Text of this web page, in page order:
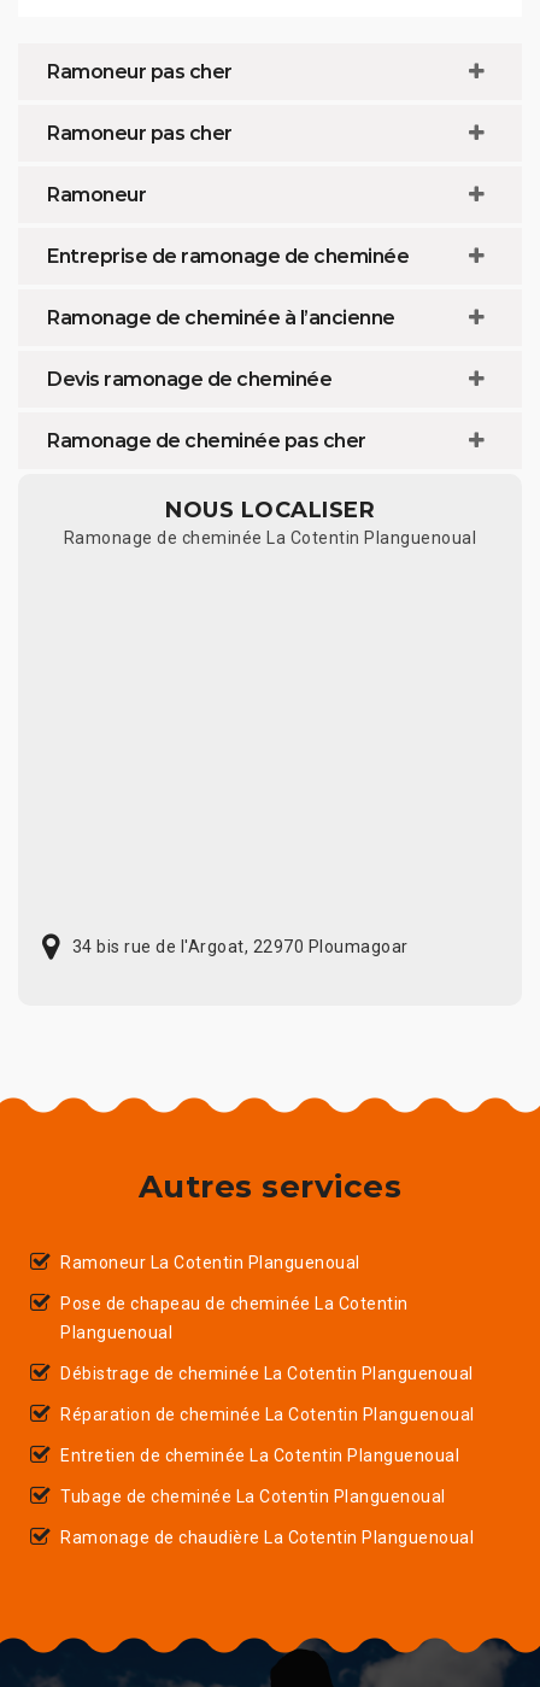
Ramoneur pas cher
Ramoneur pas cher
Ramoneur
Entreprise de ramonage de cheminée
Ramonage de cheminée à l’ancienne
Devis ramonage de cheminée
Ramonage de cheminée pas cher
NOUS LOCALISER
Ramonage de cheminée La Cotentin Planguenoual
34 bis rue de l'Argoat, 22970 Ploumagoar
Autres services
Ramoneur La Cotentin Planguenoual
Pose de chapeau de cheminée La Cotentin
Planguenoual
Débistrage de cheminée La Cotentin Planguenoual
Réparation de cheminée La Cotentin Planguenoual
Entretien de cheminée La Cotentin Planguenoual
Tubage de cheminée La Cotentin Planguenoual
Ramonage de chaudière La Cotentin Planguenoual